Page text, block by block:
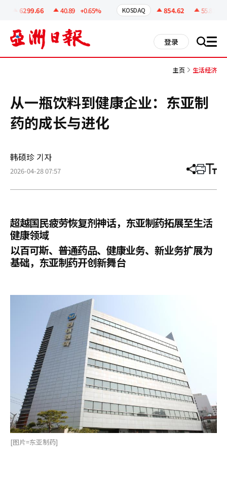
6299.66 40.89 +0.65% KOSDAQ 854.62 55.81
登录 搜 all
主页 生活经济
从一瓶饮料到健康企业：东亚制
药的成长与进化
韩硕珍 기자
2026-04-28 07:57 分
章
打 调
小
超越国民疲劳恢复剂神话，东亚制药拓展至生活
健康领域
以百可斯、普通药品、健康业务、新业务扩展为
基础，东亚制药开创新舞台
[图片=东亚制药]